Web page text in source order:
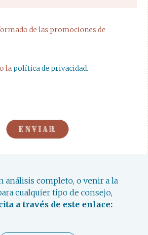
de las promociones de
lapolítica de privacidad.
ENVIAR
análisis completo, o venir a la
cualquier tipo de consejo,
a través de este enlace: